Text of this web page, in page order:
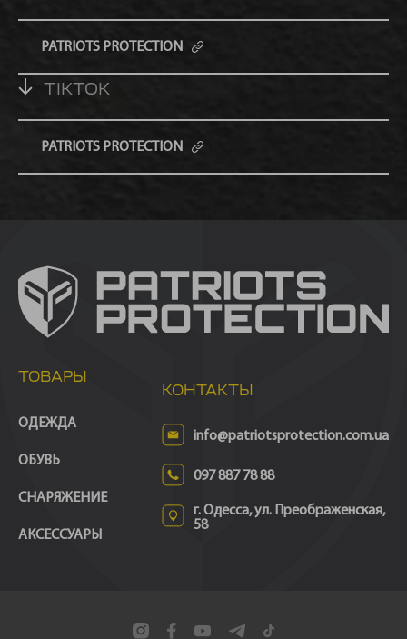
PATRIOTS PROTECTION
TIKTOK
PATRIOTS PROTECTION
ТОВАРЫ
ОДЕЖДА
ОБУВЬ
СНАРЯЖЕНИЕ
АКСЕССУАРЫ
КОНТАКТЫ
info@patriotsprotection.com.ua
097 887 78 88
г. Одесса, ул. Преображенская,
58